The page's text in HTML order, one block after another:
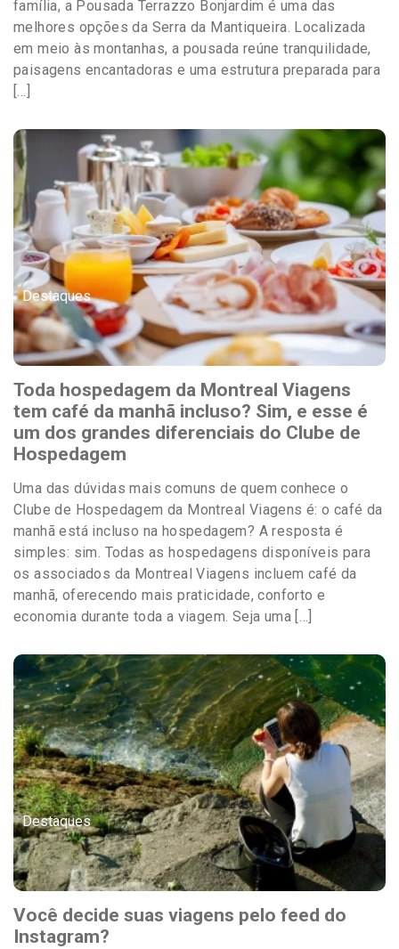
família, a Pousada Terrazzo Bonjardim é uma das
melhores opções da Serra da Mantiqueira. Localizada
em meio às montanhas, a pousada reúne tranquilidade,
paisagens encantadoras e uma estrutura preparada para
[…]
Destaques
Toda hospedagem da Montreal Viagens
tem café da manhã incluso? Sim, e esse é
um dos grandes diferenciais do Clube de
Hospedagem
Uma das dúvidas mais comuns de quem conhece o
Clube de Hospedagem da Montreal Viagens é: o café da
manhã está incluso na hospedagem? A resposta é
simples: sim. Todas as hospedagens disponíveis para
os associados da Montreal Viagens incluem café da
manhã, oferecendo mais praticidade, conforto e
economia durante toda a viagem. Seja uma […]
Destaques
Você decide suas viagens pelo feed do
Instagram?